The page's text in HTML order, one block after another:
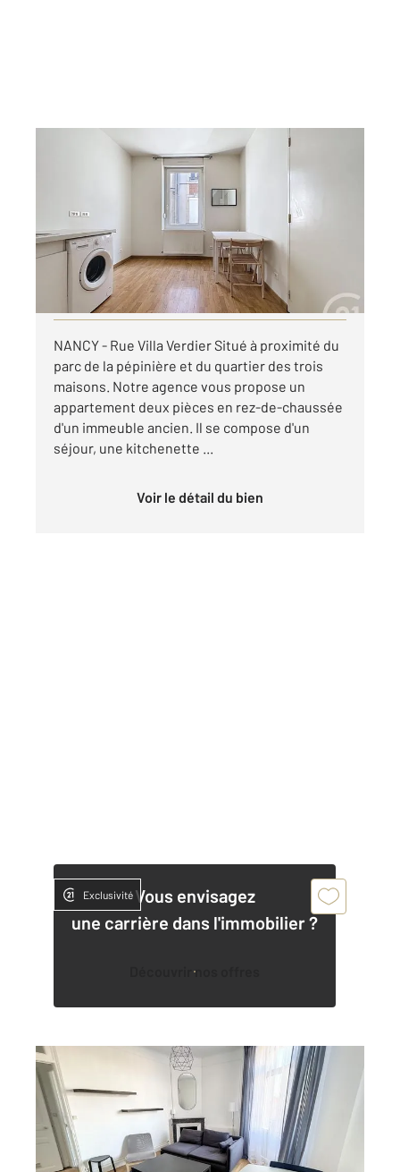
, 2 pièces
Appartement F1 Bis à louer
485 €
par mois charges comprises
Visiter le site dédié
NANCY - Rue Villa Verdier Situé à proximité du
parc de la pépinière et du quartier des trois
maisons. Notre agence vous propose un
appartement deux pièces en rez-de-chaussée
d'un immeuble ancien. Il se compose d'un
séjour, une kitchenette ...
Voir le détail du bien
Vous envisagez
une carrière dans l'immobilier ?
Découvrir nos offres
Exclusivité
NANCY 54
55,50 m , 3 pièces
Ref : 121907
Appartement F3 à louer